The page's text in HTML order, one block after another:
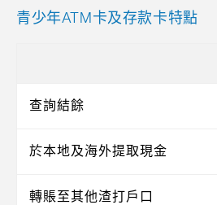
青少年ATM卡及存款卡特點
查詢結餘
於本地及海外提取現金
轉賬至其他渣打戶口